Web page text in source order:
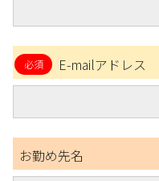
E-mailアドレス
お勤め先名